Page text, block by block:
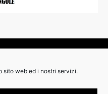
sito web ed i nostri servizi.